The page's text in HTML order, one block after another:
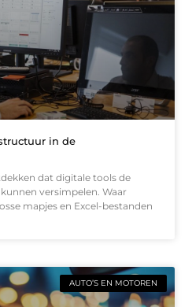
in de
dat digitale tools de
versimpelen. Waar
mapjes en Excel-bestanden
AUTO’S EN MOTOREN